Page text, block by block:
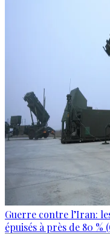
Guerre contre l’Iran:
épuisés à près de 80 %